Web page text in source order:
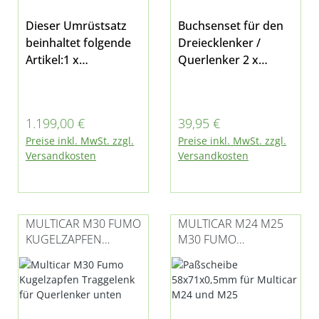
Dieser Umrüstsatz
beinhaltet folgende
Artikel:1 x
Anzugsdrehmoment
45+5Nm beachten)1
x 6kt.Mutter
Anzugsdrehmoment
30+5Nm beachten)1
x Adapter
Lenkradanschluss1 x
Aufkleber Multicar1
x Abdeckung
Lenkradgeeignet für
Regulärer Preis:
1.199,00 €
Preise inkl. MwSt. zzgl.
Versandkosten
Buchsenset für den
Dreiecklenker /
Querlenker 2 x
(03008020005) für
Multicar M27, Fumo
M30 und M31 für die
Regulärer Preis:
39,95 €
Preise inkl. MwSt. zzgl.
Versandkosten
MULTICAR M30 FUMO
KUGELZAPFEN
TRAGGELENK FÜR
QUERLENKER UNTEN
MULTICAR M24 M25
M30 FUMO
PASSSCHEIBE A
NTRIEBSWELLE / L
ENKACHSE 0,2MM 5
0X61